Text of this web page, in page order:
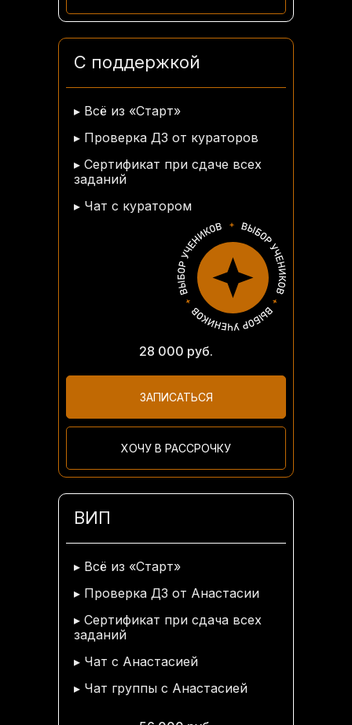
28 000 руб.
С поддержкой
▸ Чат с куратором
▸ Всё из «Старт»
▸ Проверка ДЗ от кураторов
▸ Сертификат при сдаче всех
заданий
ХОЧУ В РАССРОЧКУ
ЗАПИСАТЬСЯ
ВИП
▸ Чат с Анастасией
▸ Чат группы с Анастасией
▸ Всё из «Старт»
▸ Проверка ДЗ от Анастасии
▸ Сертификат при сдача всех
заданий